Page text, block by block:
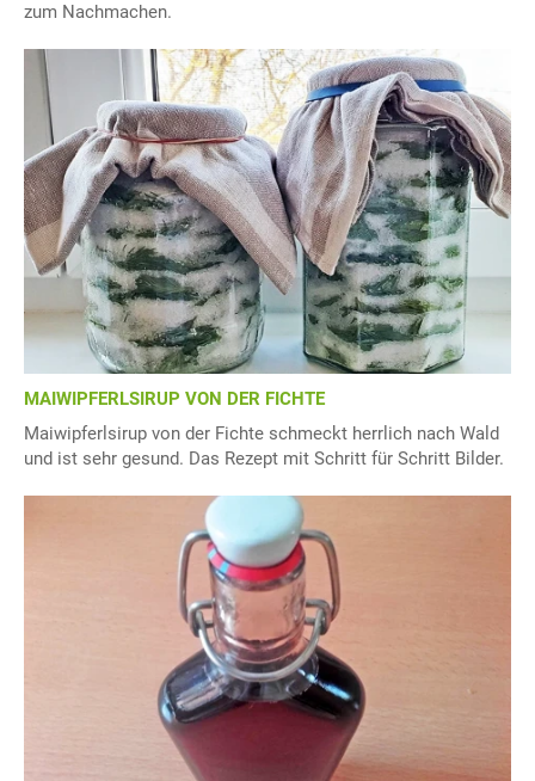
zum Nachmachen.
MAIWIPFERLSIRUP VON DER FICHTE
Maiwipferlsirup von der Fichte schmeckt herrlich nach Wald
und ist sehr gesund. Das Rezept mit Schritt für Schritt Bilder.